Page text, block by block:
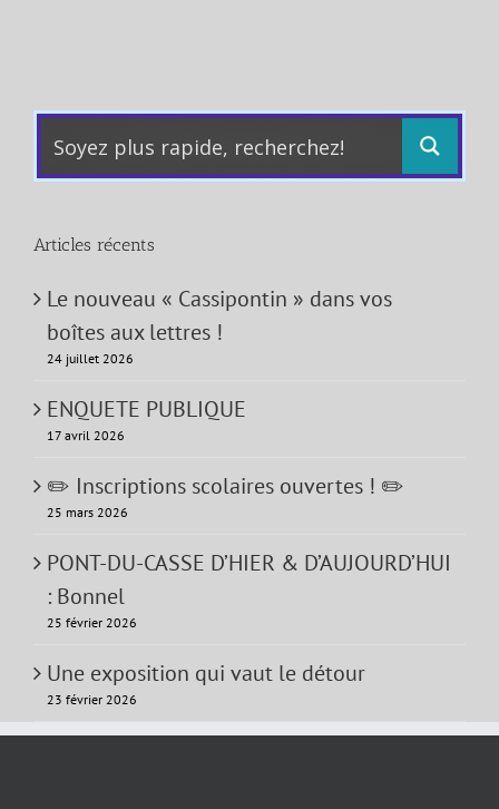
Articles récents
Le nouveau « Cassipontin » dans vos
boîtes aux lettres !
24 juillet 2026
ENQUETE PUBLIQUE
17 avril 2026
✏️ Inscriptions scolaires ouvertes ! ✏️
25 mars 2026
PONT-DU-CASSE D’HIER & D’AUJOURD’HUI
: Bonnel
25 février 2026
Une exposition qui vaut le détour
23 février 2026